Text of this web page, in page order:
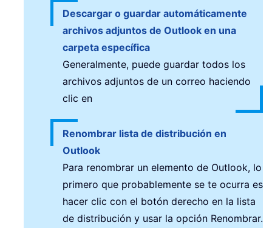
Descargar o guardar automáticamente
archivos adjuntos de Outlook en una
carpeta específica
Generalmente, puede guardar todos los
archivos adjuntos de un correo haciendo
clic en
Renombrar lista de distribución en
Outlook
Para renombrar un elemento de Outlook, lo
primero que probablemente se te ocurra es
hacer clic con el botón derecho en la lista
de distribución y usar la opción Renombrar.